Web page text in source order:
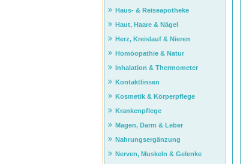
Haus- & Reiseapotheke
Haut, Haare & Nägel
Herz, Kreislauf & Nieren
Homöopathie & Natur
Inhalation & Thermometer
Kontaktlinsen
Kosmetik & Körperpflege
Krankenpflege
Magen, Darm & Leber
Nahrungsergänzung
Nerven, Muskeln & Gelenke